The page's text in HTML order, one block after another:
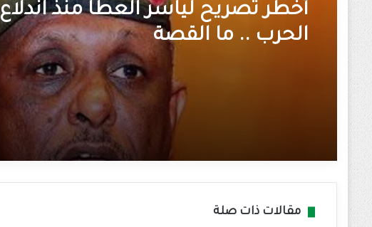
أخطر تصريح لياسر العطا منذ اندلاع
الحرب .. ما القصة
مقالات ذات صلة